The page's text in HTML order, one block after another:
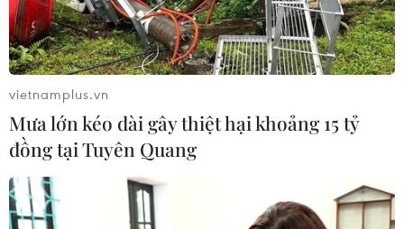
vietnamplus.vn
Mưa lớn kéo dài gây thiệt hại khoảng 15 tỷ
đồng tại Tuyên Quang